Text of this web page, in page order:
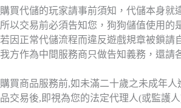
購買代儲的玩家請事前須知，代儲本身就
所以交易前必須告知您，狗狗儲值使用的
若因正常代儲流程而違反遊戲規章被鎖請
我方作為中間服務商只做告知義務，還請
購買商品服務前,如未滿二十歲之未成年
品交易後,即視為您的法定代理人(或監護